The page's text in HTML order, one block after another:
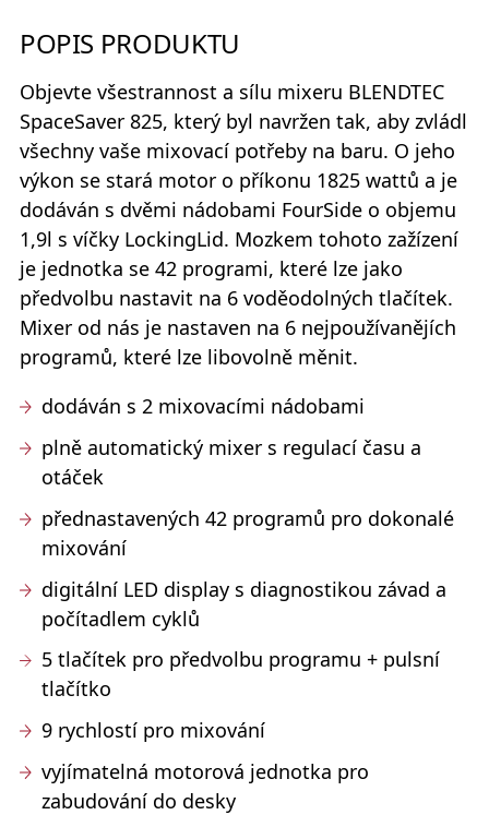
POPIS PRODUKTU
Objevte všestrannost a sílu mixeru BLENDTEC
SpaceSaver 825, který byl navržen tak, aby zvládl
všechny vaše mixovací potřeby na baru. O jeho
výkon se stará motor o příkonu 1825 wattů a je
dodáván s dvěmi nádobami FourSideo objemu
1,9l s víčkyLockingLid. Mozkem tohoto zažízení
je jednotka se 42 programi, které lze jako
předvolbu nastavit na 6 voděodolných tlačítek.
Mixer od nás je nastaven na 6 nejpoužívanějích
programů, které lze libovolně měnit.
dodáván s 2 mixovacími nádobami
plně automatický mixer s regulací času a
otáček
přednastavených 42 programů pro dokonalé
mixování
digitální LED display s diagnostikou závad a
počítadlem cyklů
5 tlačítek pro předvolbu programu + pulsní
tlačítko
9 rychlostí pro mixování
vyjímatelná motorová jednotka pro
zabudování do desky